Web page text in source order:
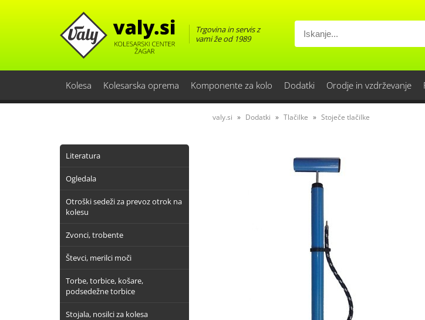
Trgovina in servis z
vami že od 1989
Kolesa Kolesarska oprema Komponente za kolo Dodatki Orodje in vzdrževanje
Literatura
Ogledala
Otroški sedeži za prevoz otrok na
kolesu
Zvonci, trobente
Števci, merilci moči
Torbe, torbice, košare,
podsedežne torbice
Stojala, nosilci za kolesa
valy.si Dodatki Tlačilke Stoječe tlačilke